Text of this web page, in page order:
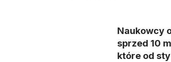
Naukowcy
sprzed 10
które od